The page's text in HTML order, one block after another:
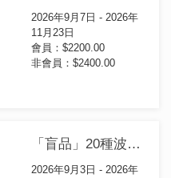
2026年9月7日 - 2026年
11月23日
會員：$2200.00
非會員：$2400.00
「盲品」20種波爾多葡萄酒基礎證書課程
2026年9月3日 - 2026年